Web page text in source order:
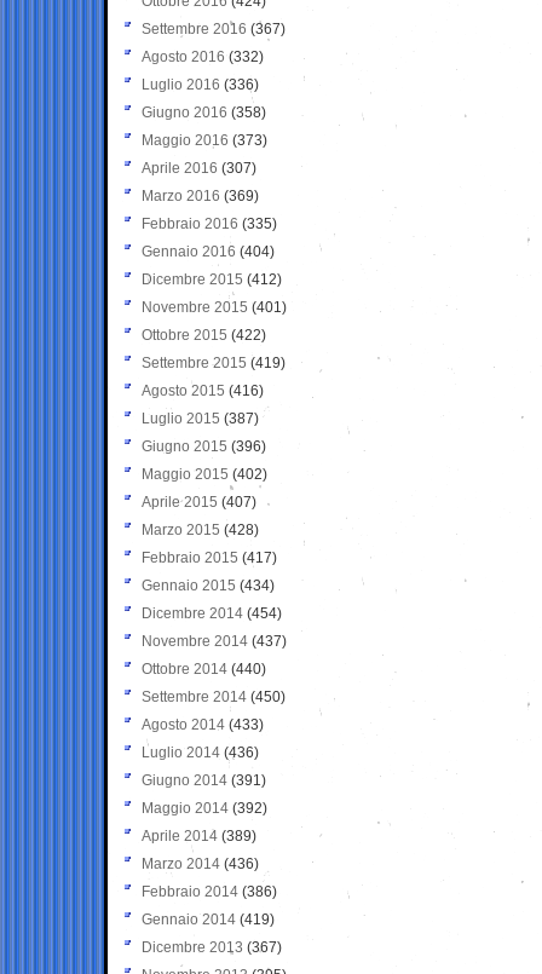
Settembre 2016 (367)
Agosto 2016 (332)
Luglio 2016 (336)
Giugno 2016 (358)
Maggio 2016 (373)
Aprile 2016 (307)
Marzo 2016 (369)
Febbraio 2016 (335)
Gennaio 2016 (404)
Dicembre 2015 (412)
Novembre 2015 (401)
Ottobre 2015 (422)
Settembre 2015 (419)
Agosto 2015 (416)
Luglio 2015 (387)
Giugno 2015 (396)
Maggio 2015 (402)
Aprile 2015 (407)
Marzo 2015 (428)
Febbraio 2015 (417)
Gennaio 2015 (434)
Dicembre 2014 (454)
Novembre 2014 (437)
Ottobre 2014 (440)
Settembre 2014 (450)
Agosto 2014 (433)
Luglio 2014 (436)
Giugno 2014 (391)
Maggio 2014 (392)
Aprile 2014 (389)
Marzo 2014 (436)
Febbraio 2014 (386)
Gennaio 2014 (419)
Dicembre 2013 (367)